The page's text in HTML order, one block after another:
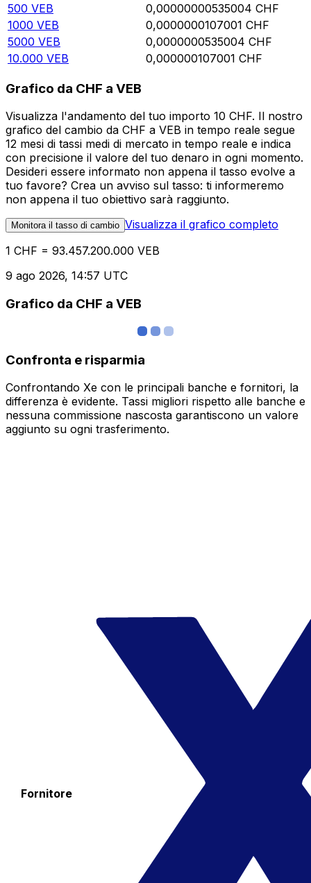
500 VEB 0,00000000535004 CHF
1000 VEB 0,0000000107001 CHF
5000 VEB 0,0000000535004 CHF
10.000 VEB 0,000000107001 CHF
Grafico da CHF a VEB
Visualizza l'andamento del tuo importo 10 CHF. Il nostro
grafico del cambio da CHF a VEB in tempo reale segue
12 mesi di tassi medi di mercato in tempo reale e indica
con precisione il valore del tuo denaro in ogni momento.
Desideri essere informato non appena il tasso evolve a
tuo favore? Crea un avviso sul tasso: ti informeremo
non appena il tuo obiettivo sarà raggiunto.
Monitora il tasso di cambio Visualizza il grafico completo
1 CHF = 93.457.200.000 VEB
9 ago 2026, 14:57 UTC
Grafico da CHF a VEB
Confronta e risparmia
Confrontando Xe con le principali banche e fornitori, la
differenza è evidente. Tassi migliori rispetto alle banche e
nessuna commissione nascosta garantiscono un valore
aggiunto su ogni trasferimento.
Fornitore